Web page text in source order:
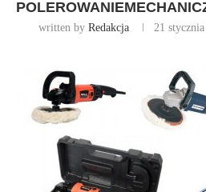
written by Redakcja 21